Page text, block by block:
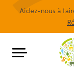
Aidez-nous à